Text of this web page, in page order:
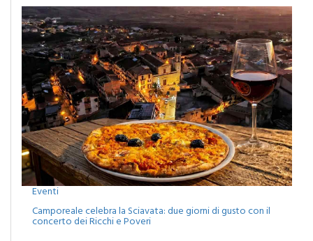
Eventi
Camporeale celebra la Sciavata: due giorni di gusto con il